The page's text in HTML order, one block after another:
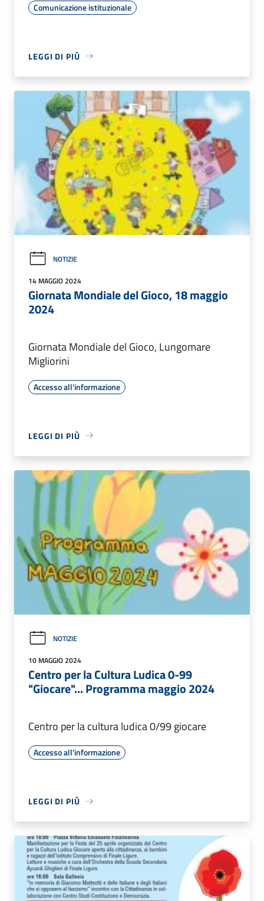
Comunicazione istituzionale
LEGGI DI PIÙ
NOTIZIE
14 MAGGIO 2024
Giornata Mondiale del Gioco, 18 maggio
2024
Giornata Mondiale del Gioco, Lungomare
Migliorini
Accesso all'informazione
LEGGI DI PIÙ
NOTIZIE
10 MAGGIO 2024
Centro per la Cultura Ludica 0-99
"Giocare"... Programma maggio 2024
Centro per la cultura ludica 0/99 giocare
Accesso all'informazione
LEGGI DI PIÙ